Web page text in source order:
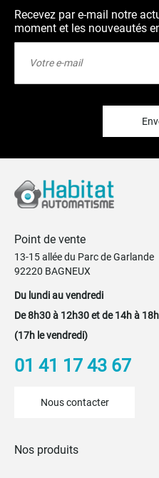
Recevez par e-mail notre
moment et les nouveautés
Point de vente
13-15 allée du Parc de Garlande
92220 BAGNEUX
Du lundi au vendredi
De 8h30 à 12h30 et de 14h à 18h
(17h le vendredi)
01 41 17 43 67
Nous contacter
Nos produits